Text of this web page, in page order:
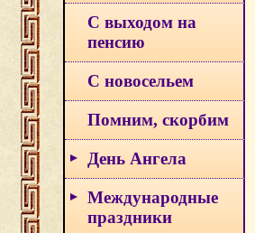
С выходом на
пенсию
С новосельем
Помним, скорбим
День Ангела
Международные
праздники